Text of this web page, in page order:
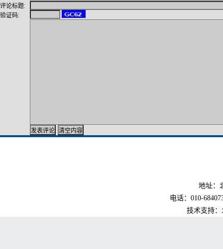
评论标题:
验证码:
地址：
电话：010-
技术支持：